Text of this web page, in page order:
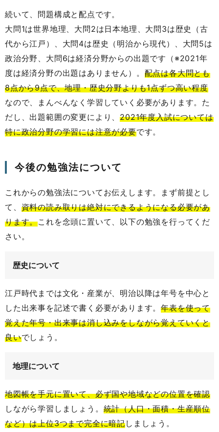
続いて、問題構成と配点です。
大問1は世界地理、大問2は日本地理、大問3は歴史（古
代から江戸）、大問4は歴史（明治から現代）、大問5は
政治分野、大問6は経済分野からの出題です（※2021年
度は経済分野の出題はありません）。 配点は各大問とも
8点から9点で、地理・歴史分野よりも1点ずつ高い程度
なので、まんべんなく学習していく必要があります。た
だし、出題範囲の変更により、2021年度入試については
特に政治分野の学習には注意が必要です。
今後の勉強法について
これからの勉強法についてお伝えします。まず前提とし
て、 資料の読み取りは絶対にできるようになる必要があ
ります。これを念頭に置いて、以下の勉強を行ってくだ
さい。
歴史について
江戸時代までは文化・産業が、明治以降は年号を中心と
した出来事を記述で書く必要があります。年表を使って
覚えた年号・出来事は消し込みをしながら覚えていくと
良いでしょう。
地理について
地図帳を手元に置いて、必ず国や地域などの位置を確認
しながら学習しましょう。 統計（人口・面積・生産順位
など）は上位3つまで完全に暗記しましょう。